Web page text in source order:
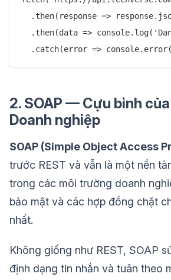
.then(response =>
.then(data =>
2. SOAP — Cựu binh
Doanh nghiệp
SOAP (Simple Object Access
trước REST và vẫn là một nền
trong các môi trường doanh
bảo mật và các hợp đồng chặt
nhất.
Không giống như REST, SOAP
định dạng tin nhắn và tuân theo